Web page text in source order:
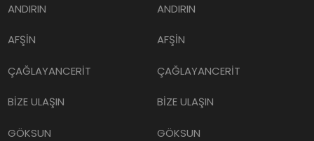
ANDIRIN
AFŞİN
ÇAĞLAYANCERİT
BİZE ULAŞIN
GÖKSUN
ANDIRIN
AFŞİN
ÇAĞLAYANCERİT
BİZE ULAŞIN
GÖKSUN